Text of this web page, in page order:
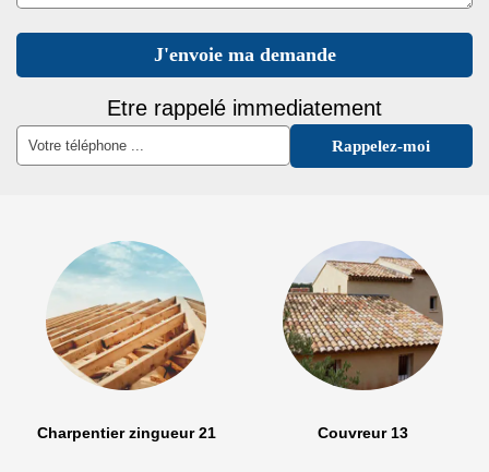
Etre rappelé immediatement
Charpentier zingueur 21 Couvreur 13